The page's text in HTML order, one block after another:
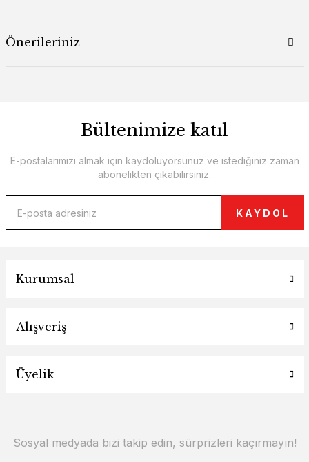
Önerileriniz
Bültenimize katıl
E-postalarımızı almak için kaydoluyorsunuz ve istediğiniz zaman
abonelikten çıkabilirsiniz.
KAYDOL
Kurumsal
Alışveriş
Üyelik
Sosyal medyada bizi takip edin, sürprizleri kaçırmayın!